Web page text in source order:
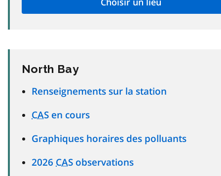
North Bay
Renseignements sur la station
CAS en cours
Graphiques horaires des polluants
2026 CAS observations